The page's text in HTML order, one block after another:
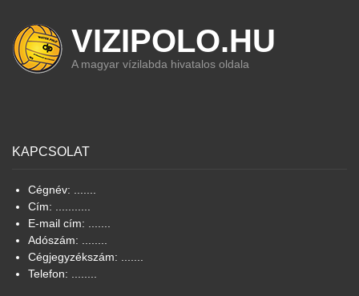
VIZIPOLO.HU
A magyar vízilabda hivatalos oldala
KAPCSOLAT
Cégnév: .......
Cím: ...........
E-mail cím: .......
Adószám: ........
Cégjegyzékszám: .......
Telefon: ........